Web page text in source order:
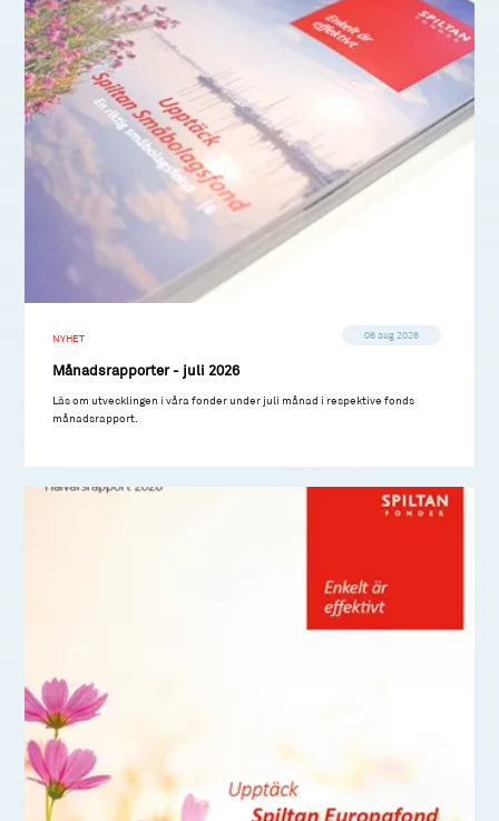
NYHET 06 aug 2026
Månadsrapporter - juli 2026
Läs om utvecklingen i våra fonder under juli månad i respektive fonds
månadsrapport.